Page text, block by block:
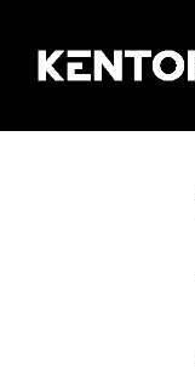
main